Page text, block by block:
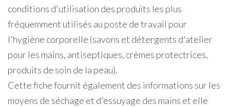
conditions d'utilisation des produits les plus
fréquemment utilisés au poste de travail pour
l'hygiène corporelle (savons et détergents d'atelier
pour les mains, antiseptiques, crèmes protectrices,
produits de soin de la peau).
Cette fiche fournit également des informations sur les
moyens de séchage et d'essuyage des mains et elle